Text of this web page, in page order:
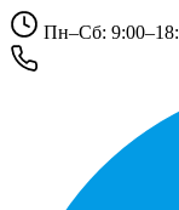
Пн–Сб: